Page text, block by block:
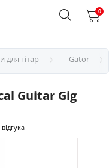
0
для гітар Gator
Guitar Gig